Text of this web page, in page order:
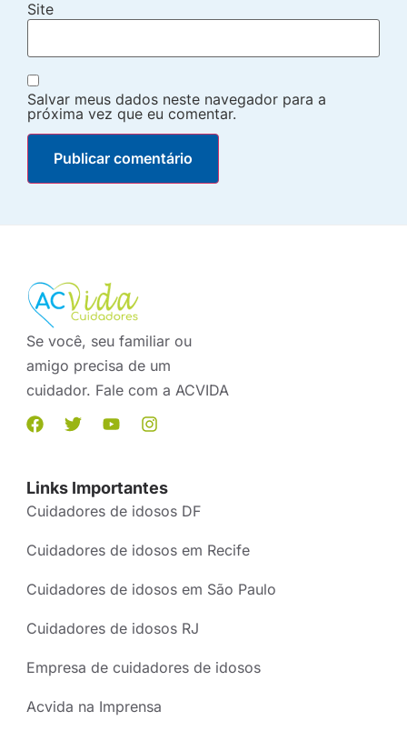
Site
Salvar meus dados neste navegador para a
próxima vez que eu comentar.
Se você, seu familiar ou
amigo precisa de um
cuidador. Fale com a ACVIDA
Links Importantes
Cuidadores de idosos DF
Cuidadores de idosos em Recife
Cuidadores de idosos em São Paulo
Cuidadores de idosos RJ
Empresa de cuidadores de idosos
Acvida na Imprensa